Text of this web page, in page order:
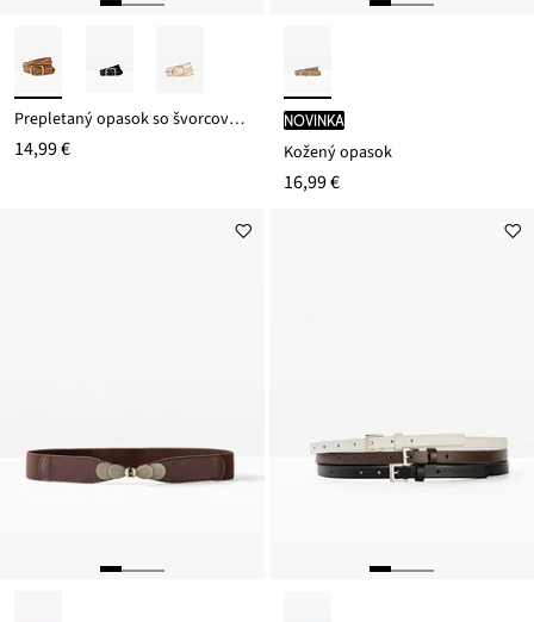
Prepletaný opasok so švorcovou sponou
14,99 €
novinka
Kožený opasok
16,99 €